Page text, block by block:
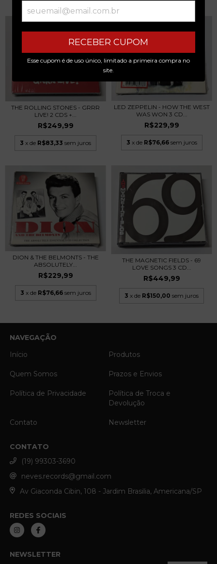
RECEBER CUPOM
Esse cupom é de uso único, limitado a primeira compra no
site.
THE ROLLING STONES - GRRR
LIVE! 2 CDS +...
R$249,99
3 x de R$83,33 sem juros
LED ZEPPELIN - HOW THE WEST
WAS WON 3 CD...
R$229,99
3 x de R$76,66 sem juros
DION & THE BELMONTS - THE
ABSOLUTELY...
R$229,99
3 x de R$76,66 sem juros
THE MAGNETIC FIELDS - 69
LOVE SONGS 3 CD...
R$449,99
3 x de R$150,00 sem juros
NAVEGAÇÃO
Início
Produtos
Quem Somos Prazos e Envios
Política de Privacidade
Política de Troca e
Devolução
Contato Newsletter
CONTATO
(19) 99303-3690
neves.records@gmail.com
Av Giaconda Cibin, 108 - Jardim Brasilia, Americana/SP
REDES SOCIAIS
NEWSLETTER